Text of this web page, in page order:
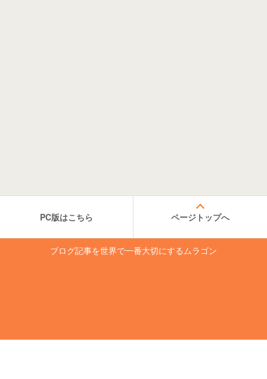
PC版はこちら ページトップへ
ブログ記事を世界で一番大切にするムラゴン